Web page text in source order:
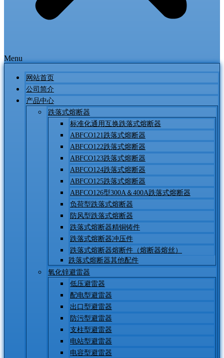
Menu
网站首页
公司简介
产品中心
跌落式熔断器
标准化通用互换跌落式熔断器
ABFCO121跌落式熔断器
ABFCO122跌落式熔断器
ABFCO123跌落式熔断器
ABFCO124跌落式熔断器
ABFCO125跌落式熔断器
ABFCO126型300A＆400A跌落式熔断器
负荷型跌落式熔断器
防风型跌落式熔断器
跌落式熔断器精铜铸件
跌落式熔断器冲压件
跌落式熔断器熔断件（熔断器熔丝）
跌落式熔断器其他配件
氧化锌避雷器
低压避雷器
配电型避雷器
出口型避雷器
防污型避雷器
支柱型避雷器
电站型避雷器
电容型避雷器